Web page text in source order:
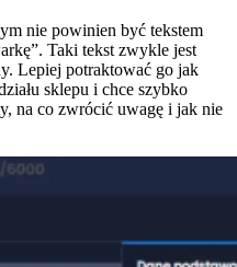
nie powinien być tekstem
Taki tekst zwykle jest
Lepiej potraktować go jak
sklepu i chce szybko
na co zwrócić uwagę i jak nie